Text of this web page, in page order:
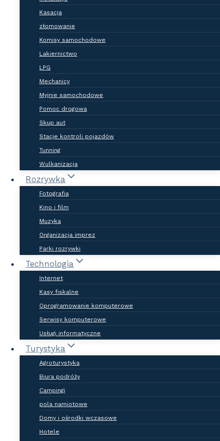
Kasacja
złomowanie
Komisy samochodowe
Lakiernictwo
LPG
Mechanicy
Myjnie samochodowe
Pomoc drogowa
Skup aut
Stacje kontroli pojazdów
Tunning
Wulkanizacja
Rozrywka
Fotografia
Kino i film
Muzyka
Organizacja imprez
Parki rozrywki
Technologia
Internet
Kasy fiskalne
Oprogramowanie komputerowe
Serwisy komputerowe
Usługi informatyczne
Turystyka
Agroturystyka
Biura podróży
Campingi
pola namiotowe
Domy i ośrodki wczasowe
Hotele
O naszej bazie
firm
Internet jest dziś głównym
źródłem informacji o produktach i
usługach. Coraz więcej Klientów
dokonuje zakupów za